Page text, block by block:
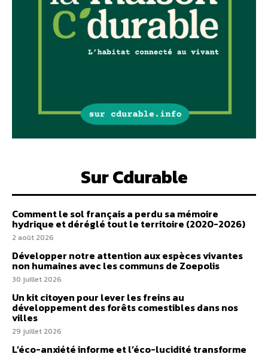
Sur Cdurable
Comment le sol français a perdu sa mémoire
hydrique et déréglé tout le territoire (2020-2026)
2 août 2026
Développer notre attention aux espèces vivantes
non humaines avec les communs de Zoepolis
30 juillet 2026
Un kit citoyen pour lever les freins au
développement des forêts comestibles dans nos
villes
29 juillet 2026
L’éco-anxiété informe et l’éco-lucidité transforme